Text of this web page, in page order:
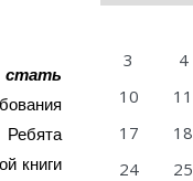
Ребята
книги
3
4
10
11
17
18
24
25